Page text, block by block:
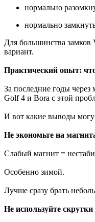
нормально
нормально
Для большинства
вариант.
Практический опыт:
За последние годы
Golf 4 и Bora с этой
И вот какие выводы могу
Не экономьте на
Слабый магнит =
Особенно зимой.
Лучше сразу брать
Не используйте скрутки